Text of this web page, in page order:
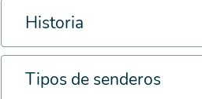
Historia
Tipos de senderos